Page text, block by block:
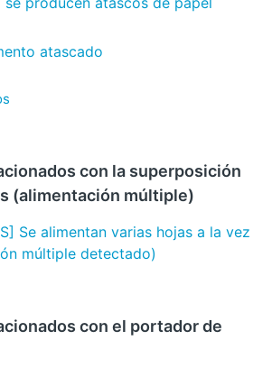
atascado
con la superposición
(alimentación múltiple)
Se alimentan varias hojas a la vez
múltiple detectado)
con el portador de